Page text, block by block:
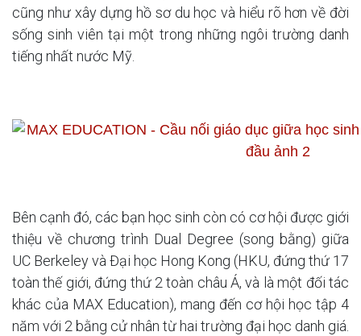
cũng như xây dựng hồ sơ du học và hiểu rõ hơn về đời
sống sinh viên tại một trong những ngôi trường danh
tiếng nhất nước Mỹ.
Bên cạnh đó, các bạn học sinh còn có cơ hội được giới
thiệu về chương trình Dual Degree (song bằng) giữa
UC Berkeley và Đại học Hong Kong (HKU, đứng thứ 17
toàn thế giới, đứng thứ 2 toàn châu Á, và là một đối tác
khác của MAX Education), mang đến cơ hội học tập 4
năm với 2 bằng cử nhân từ hai trường đại học danh giá.